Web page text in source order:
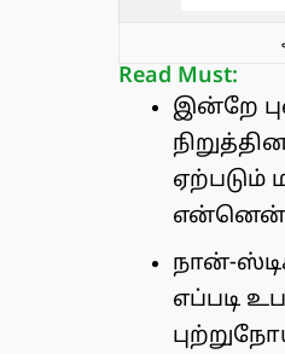
Read Must:
இன்றே
ஏற்படும்
நான்-
எப்படி